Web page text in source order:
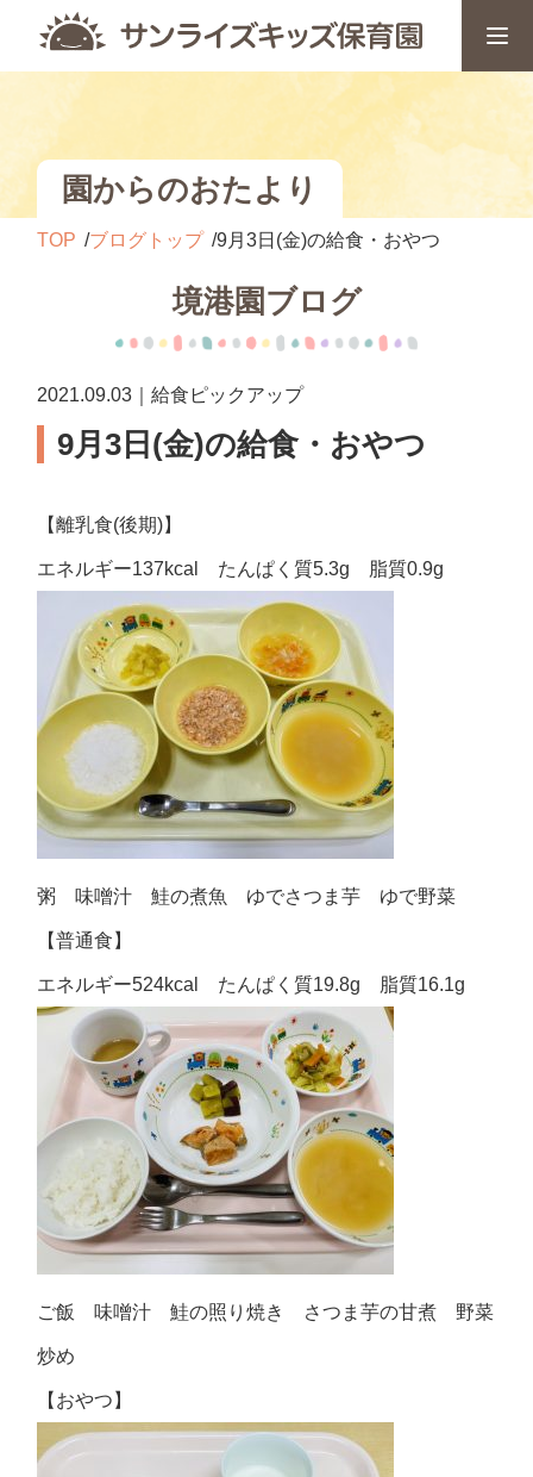
園からのおたより
TOP ブログトップ 9月3日(金)の給食・おやつ
境港園ブログ
2021.09.03｜給食ピックアップ
9月3日(金)の給食・おやつ
【離乳食(後期)】
エネルギー137kcal たんぱく質5.3g 脂質0.9g
粥 味噌汁 鮭の煮魚 ゆでさつま芋 ゆで野菜
【普通食】
エネルギー524kcal たんぱく質19.8g 脂質16.1g
ご飯 味噌汁 鮭の照り焼き さつま芋の甘煮 野菜
炒め
【おやつ】